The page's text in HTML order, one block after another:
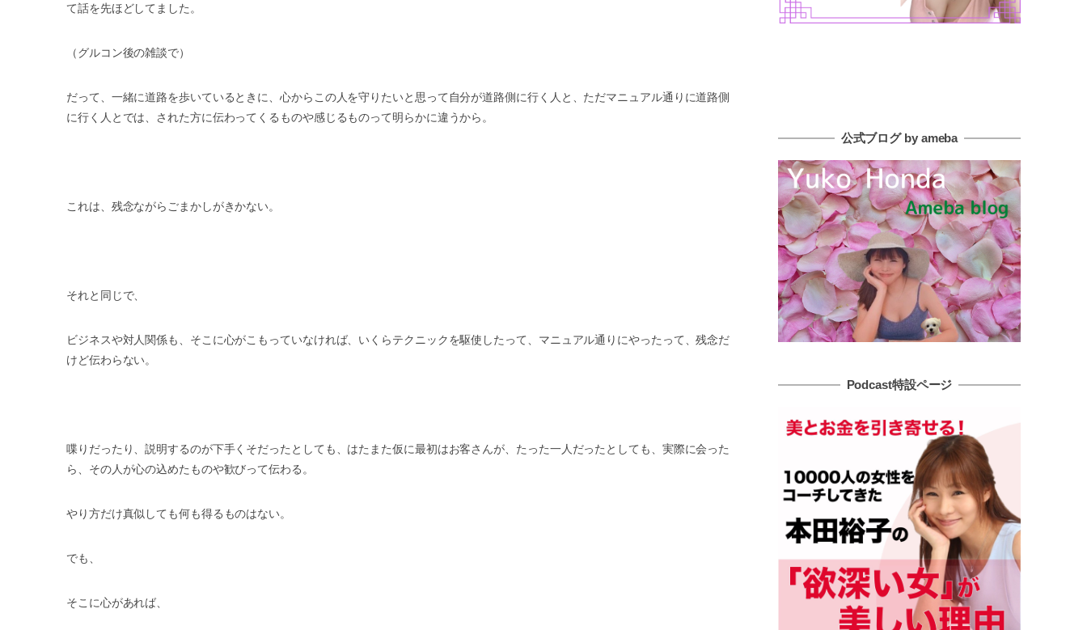
て話を先ほどしてました。
（グルコン後の雑談で）
だって、一緒に道路を歩いているときに、心からこの人を守りたいと思って自分が道路側に行く人と、ただマニュアル通りに道路側
に行く人とでは、された方に伝わってくるものや感じるものって明らかに違うから。
これは、残念ながらごまかしがきかない。
それと同じで、
ビジネスや対人関係も、そこに心がこもっていなければ、いくらテクニックを駆使したって、マニュアル通りにやったって、残念だ
けど伝わらない。
喋りだったり、説明するのが下手くそだったとしても、はたまた仮に最初はお客さんが、たった一人だったとしても、実際に会った
ら、その人が心の込めたものや歓びって伝わる。
やり方だけ真似しても何も得るものはない。
でも、
そこに心があれば、
公式ブログ by ameba
Podcast特設ページ